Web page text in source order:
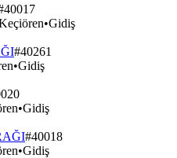
40017
•Gidiş
#40261
•Gidiş
•Gidiş
#40018
•Gidiş